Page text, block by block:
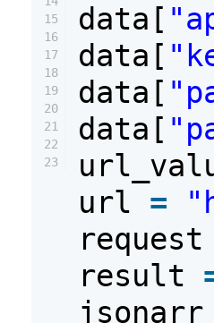
15
16
17
18
19
20
21
22
23
data[
data[
data[
data[
url =
request
result
jsonarr